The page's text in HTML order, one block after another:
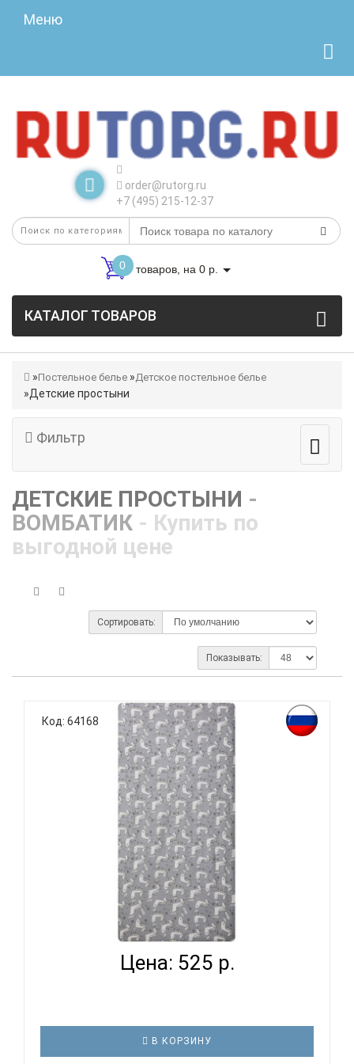
Меню
order@rutorg.ru
+7 (495) 215-12-37
0 товаров, на 0 р.
КАТАЛОГ ТОВАРОВ
Постельное белье Детское постельное белье
Детские простыни
Фильтр
ДЕТСКИЕ ПРОСТЫНИ -
ВОМБАТИК - Купить по
выгодной цене
Сортировать:
Показывать:
Код: 64168
ВОМБАТИК CLASSIC COLLECTION ЕДИНОРОЖКИ -
ПРОСТЫНЯ...
Цена: 525 р.
В КОРЗИНУ